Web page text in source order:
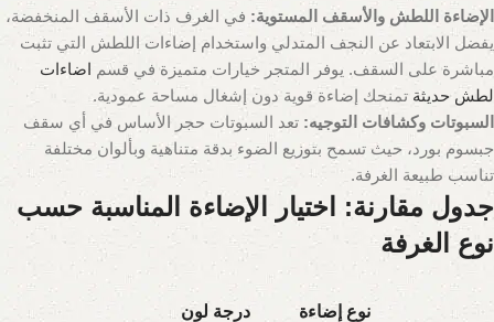
الإضاءة اللطش والأسقف المستوية: في الغرف ذات الأسقف المنخفضة،
يفضل الابتعاد عن النجف المتدلي واستخدام إضاءات اللطش التي تثبت
مباشرة على السقف. يوفر المتجر خيارات متميزة في قسم اضاءات
لطش حديثة تمنحك إضاءة قوية دون إشغال مساحة عمودية.
السبوتات وكشافات التوجيه: تعد السبوتات حجر الأساس في أي سقف
جبسوم بورد، حيث تسمح بتوزيع الضوء بدقة متناهية وبألوان مختلفة
تناسب طبيعة الغرفة.
جدول مقارنة: اختيار الإضاءة المناسبة حسب
نوع الغرفة
نوع إضاءة
درجة لون